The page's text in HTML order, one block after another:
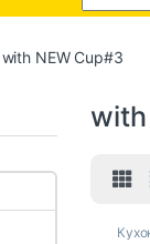
with NEW Cup#3
with